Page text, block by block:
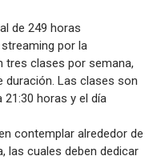
de 249 horas
por la
clases por semana,
duración. Las clases son
horas y el día
contemplar alrededor de
las cuales deben dedicar